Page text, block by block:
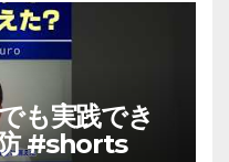
も実践でき
#shorts